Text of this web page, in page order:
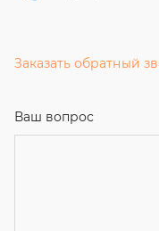
Заказать обратный
Ваш вопрос